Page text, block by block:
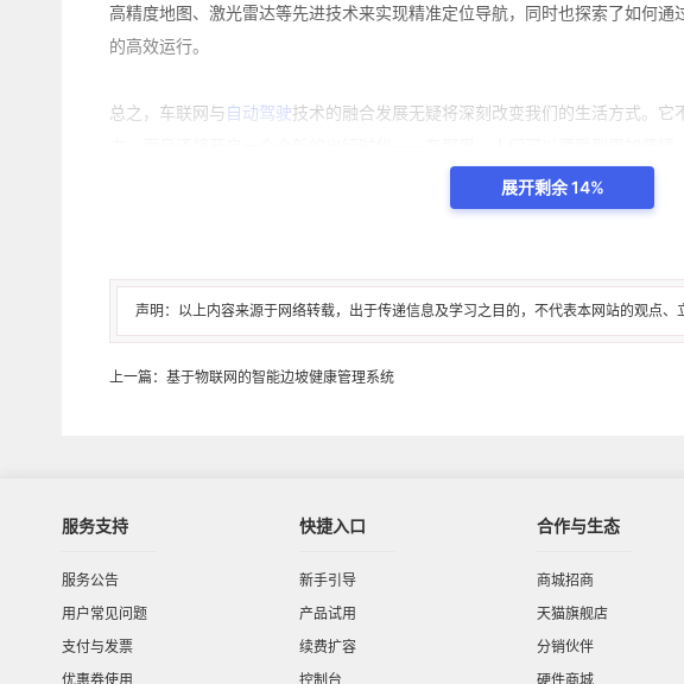
高精度地图、激光雷达等先进技术来实现精准定位导航，同时也探索了如何
的高效运行。
总之，车联网与 自动驾驶技术的融合发展无疑将深刻改变我们的生活方式。
现这一愿景，还需要政府、企业乃至全社会共同努力，不断克服现有障碍，共
展开剩余 14%
声明：以上内容来源于网络转载，出于传递信息及学习之目的，不代表本网站的观点
上一篇：基于物联网的智能边坡健康管理系统
服务支持
服务公告
用户常见问题
支付与发票
优惠券使用
快捷入口
新手引导
产品试用
续费扩容
控制台
合作与生态
商城招商
天猫旗舰店
分销伙伴
硬件商城